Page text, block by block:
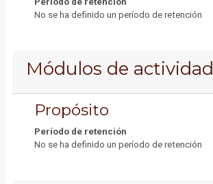
No se ha definido un período de retención
Módulos de actividad
Propósito
Período de retención
No se ha definido un período de retención